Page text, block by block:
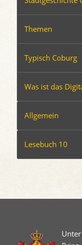
Themen
Typisch Coburg
Was ist das
Allgemein
Lesebuch 10